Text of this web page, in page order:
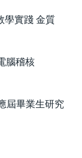
學實踐 金質
腦稽核
屆畢業生研究